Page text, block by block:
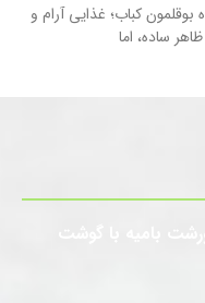
کباب؛ غذایی آرام و
ساده، اما